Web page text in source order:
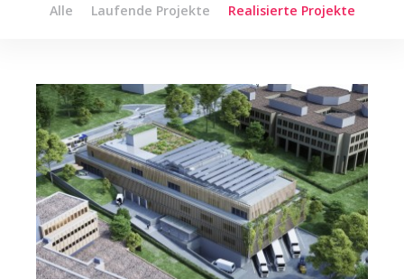
Alle Laufende Projekte Realisierte Projekte